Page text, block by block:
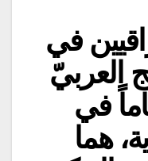
في
العربيّ
دون 20 عاماً في
هما